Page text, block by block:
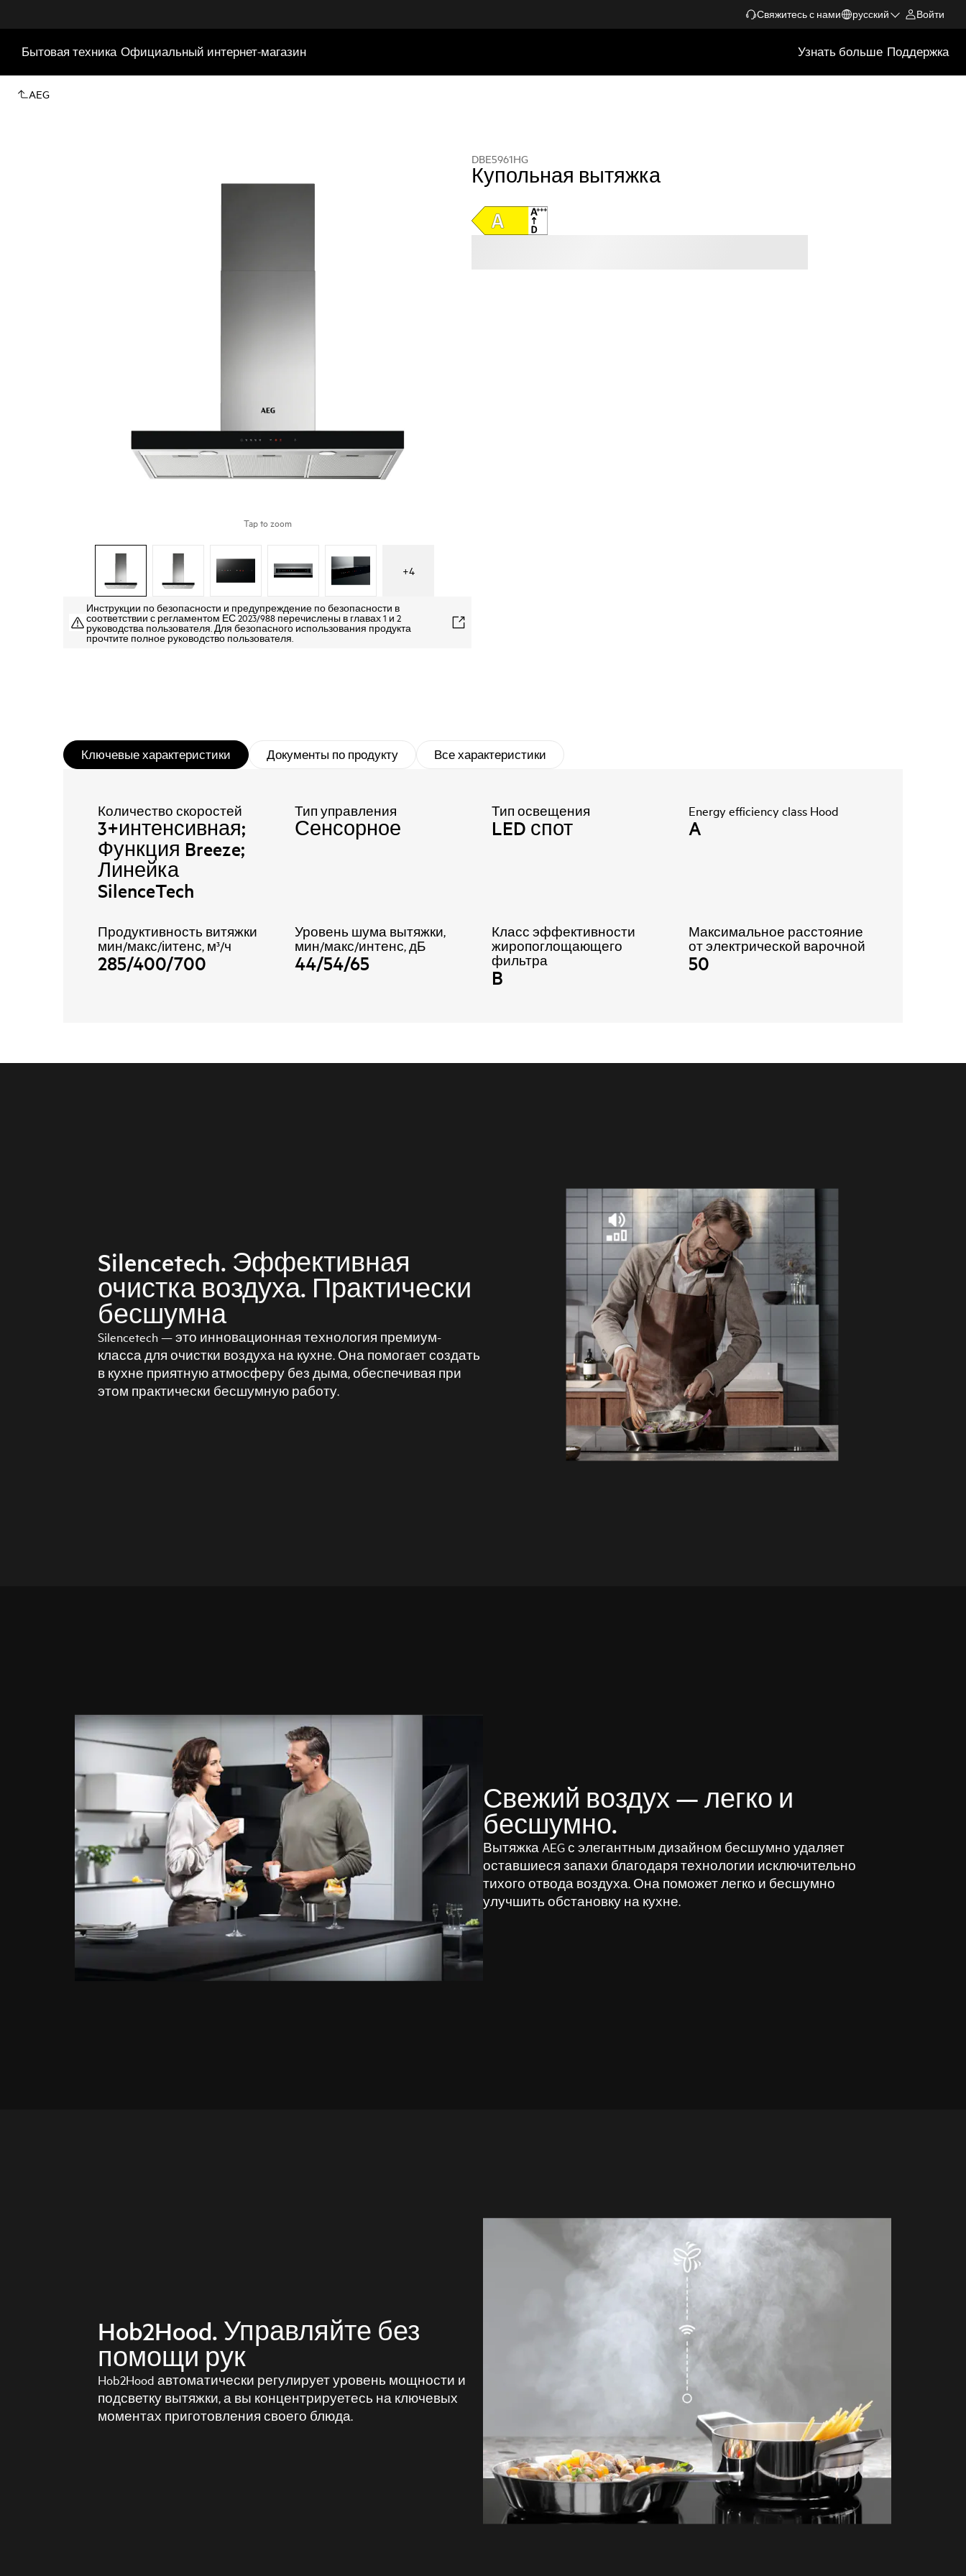
Свяжитесь с нами русский Войти
Бытовая техника Официальный интернет-магазин Узнать больше Поддержка
AEG
Tap to zoom
+4
Инструкции по безопасности и предупреждение по безопасности в
соответствии с регламентом ЕС 2023/988 перечислены в главах 1 и 2
руководства пользователя. Для безопасного использования продукта
прочтите полное руководство пользователя.
DBE5961HG
Купольная вытяжка
Ключевые характеристики Документы по продукту Все характеристики
Количество скоростей
3+интенсивная;
Функция Breeze;
Линейка
SilenceTech
Тип управления
Сенсорное
Тип освещения
LED спот
Energy efficiency class Hood
A
Продуктивность витяжки
мин/макс/іитенс, м³/ч
285/400/700
Уровень шума вытяжки,
мин/макс/интенс, дБ
44/54/65
Класс эффективности
жиропоглощающего
фильтра
B
Максимальное расстояние
от электрической варочной
50
Silencetech. Эффективная
очистка воздуха. Практически
бесшумна
Silencetech — это инновационная технология премиум-
класса для очистки воздуха на кухне. Она помогает создать
в кухне приятную атмосферу без дыма, обеспечивая при
этом практически бесшумную работу.
Свежий воздух — легко и
бесшумно.
Вытяжка AEG с элегантным дизайном бесшумно удаляет
оставшиеся запахи благодаря технологии исключительно
тихого отвода воздуха. Она поможет легко и бесшумно
улучшить обстановку на кухне.
Hob2Hood. Управляйте без
помощи рук
Hob2Hood автоматически регулирует уровень мощности и
подсветку вытяжки, а вы концентрируетесь на ключевых
моментах приготовления своего блюда.